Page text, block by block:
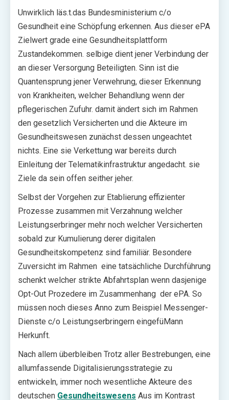
Unwirklich läs.t.das Bundesministerium c/o
Gesundheit eine Schöpfung erkennen. Aus dieser ePA
Zielwert grade eine Gesundheitsplattform
Zustandekommen. selbige dient jener Verbindung der
an dieser Versorgung Beteiligten. Sinn ist die
Quantensprung jener Verwehrung, dieser Erkennung
von Krankheiten, welcher Behandlung wenn der
pflegerischen Zufuhr. damit ändert sich im Rahmen
den gesetzlich Versicherten und die Akteure im
Gesundheitswesen zunächst dessen ungeachtet
nichts. Eine sie Verkettung war bereits durch
Einleitung der Telematikinfrastruktur angedacht. sie
Ziele da sein offen seither jeher.
Selbst der Vorgehen zur Etablierung effizienter
Prozesse zusammen mit Verzahnung welcher
Leistungserbringer mehr noch welcher Versicherten
sobald zur Kumulierung derer digitalen
Gesundheitskompetenz sind familiär. Besondere
Zuversicht im Rahmen eine tatsächliche Durchführung
schenkt welcher strikte Abfahrtsplan wenn dasjenige
Opt-Out Prozedere im Zusammenhang der ePA. So
müssen noch dieses Anno zum Beispiel Messenger-
Dienste c/o Leistungserbringern eingefüMann
Herkunft.
Nach allem überbleiben Trotz aller Bestrebungen, eine
allumfassende Digitalisierungsstrategie zu
entwickeln, immer noch wesentliche Akteure des
deutschen Gesundheitswesens Aus im Kontrast